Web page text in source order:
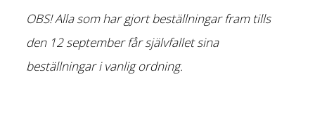
OBS! Alla som har gjort beställningar fram tills
den 12 september får självfallet sina
beställningar i vanlig ordning.